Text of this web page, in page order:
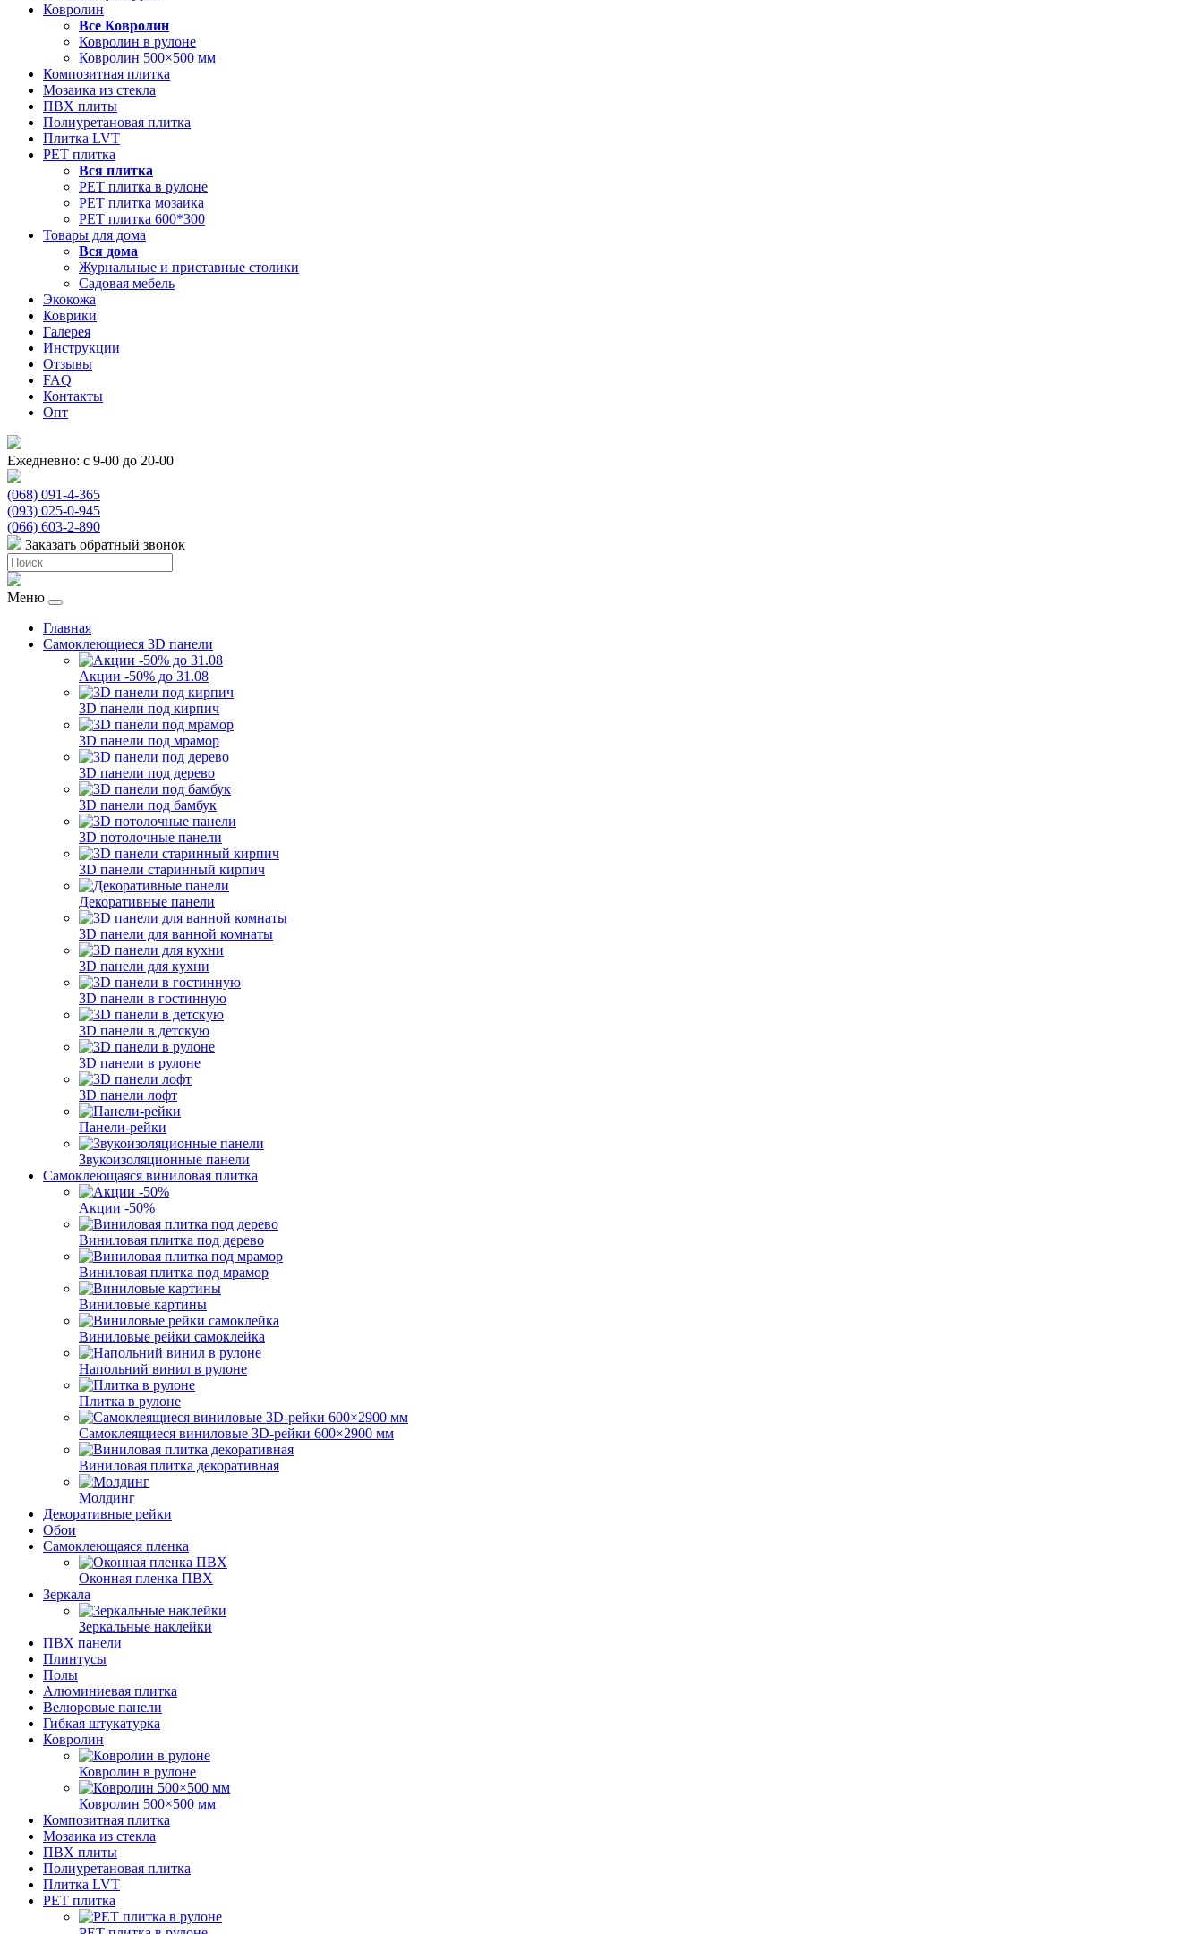
Ковролин
Все Ковролин
Ковролин в рулоне
Ковролин 500×500 мм
Композитная плитка
Мозаика из стекла
ПВХ плиты
Полиуретановая плитка
Плитка LVT
РЕТ плитка
Вся плитка
РЕТ плитка в рулоне
РЕТ плитка мозаика
РЕТ плитка 600*300
Товары для дома
Вся дома
Журнальные и приставные столики
Садовая мебель
Экокожа
Коврики
Галерея
Инструкции
Отзывы
FAQ
Контакты
Опт
Ежедневно: с 9-00 до 20-00
(068) 091-4-365
(093) 025-0-945
(066) 603-2-890
Заказать обратный звонок
Меню
Главная
Самоклеющиеся 3D панели
Акции -50% до 31.08
3D панели под кирпич
3D панели под мрамор
3D панели под дерево
3D панели под бамбук
3D потолочные панели
3D панели старинный кирпич
Декоративные панели
3D панели для ванной комнаты
3D панели для кухни
3D панели в гостинную
3D панели в детскую
3D панели в рулоне
3D панели лофт
Панели-рейки
Звукоизоляционные панели
Самоклеющаяся виниловая плитка
Акции -50%
Виниловая плитка под дерево
Виниловая плитка под мрамор
Виниловые картины
Виниловые рейки самоклейка
Напольний винил в рулоне
Плитка в рулоне
Самоклеящиеся виниловые 3D‑рейки 600×2900 мм
Виниловая плитка декоративная
Молдинг
Декоративные рейки
Обои
Самоклеющаяся пленка
Оконная пленка ПВХ
Зеркала
Зеркальные наклейки
ПВХ панели
Плинтусы
Полы
Алюминиевая плитка
Велюровые панели
Гибкая штукатурка
Ковролин
Ковролин в рулоне
Ковролин 500×500 мм
Композитная плитка
Мозаика из стекла
ПВХ плиты
Полиуретановая плитка
Плитка LVT
РЕТ плитка